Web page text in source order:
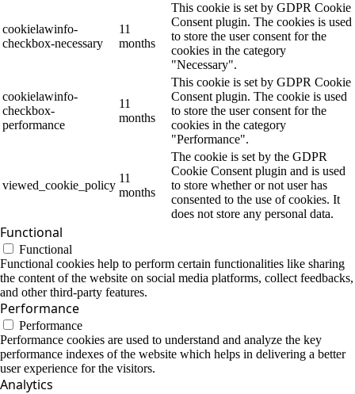
cookielawinfo-
checkbox-necessary
11
months
This cookie is set by GDPR Cookie
Consent plugin. The cookies is used
to store the user consent for the
cookies in the category
"Necessary".
cookielawinfo-
checkbox-
performance
11
months
This cookie is set by GDPR Cookie
Consent plugin. The cookie is used
to store the user consent for the
cookies in the category
"Performance".
viewed_cookie_policy
11
months
The cookie is set by the GDPR
Cookie Consent plugin and is used
to store whether or not user has
consented to the use of cookies. It
does not store any personal data.
Functional
Functional
Functional cookies help to perform certain functionalities like sharing
the content of the website on social media platforms, collect feedbacks,
and other third-party features.
Performance
Performance
Performance cookies are used to understand and analyze the key
performance indexes of the website which helps in delivering a better
user experience for the visitors.
Analytics